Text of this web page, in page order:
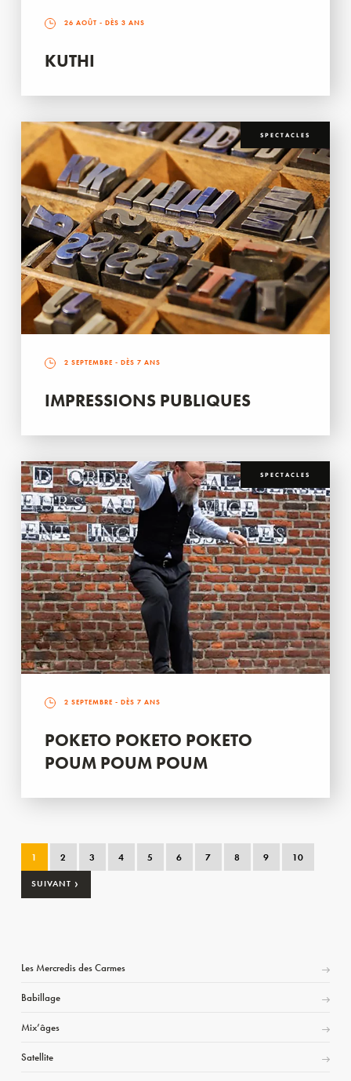
26 AOÛT - DÈS 3 ANS
KUTHI
SPECTACLES
2 SEPTEMBRE - DÈS 7 ANS
IMPRESSIONS PUBLIQUES
SPECTACLES
2 SEPTEMBRE - DÈS 7 ANS
POKETO POKETO POKETO
POUM POUM POUM
1 2 3 4 5 6 7 8 9 10
SUIVANT ›
Les Mercredis des Carmes
Babillage
Mix’âges
Satellite